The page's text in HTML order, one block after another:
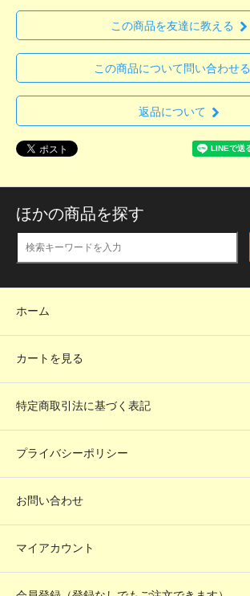
この商品を友達に教える
この商品について問い合わせる
返品について
ほかの商品を探す
ホーム
カートを見る
特定商取引法に基づく表記
プライバシーポリシー
お問い合わせ
マイアカウント